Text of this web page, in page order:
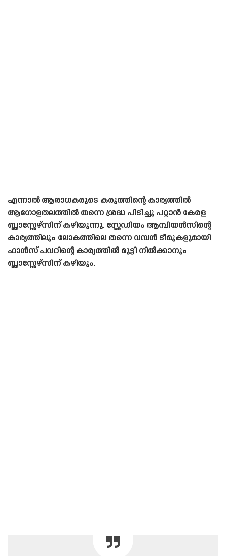
എന്നാൽ ആരാധകരുടെ കരുത്തിന്റെ കാര്യത്തിൽ
ആഗോളതലത്തിൽ തന്നെ ശ്രദ്ധ പിടിച്ചു പറ്റാൻ കേരള
ബ്ലാസ്റ്റേഴ്‌സിന് കഴിയുന്നു. സ്റ്റേഡിയം ആമ്പിയൻസിന്റെ
കാര്യത്തിലും ലോകത്തിലെ തന്നെ വമ്പൻ ടീമുകളുമായി
ഫാൻസ്‌ പവറിന്റെ കാര്യത്തിൽ മുട്ടി നിൽക്കാനും
ബ്ലാസ്റ്റേഴ്‌സിന് കഴിയും.